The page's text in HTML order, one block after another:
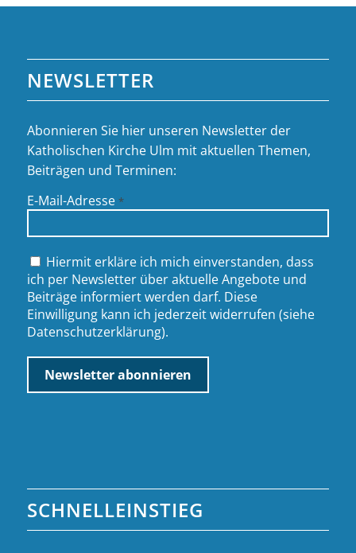
NEWSLETTER
Abonnieren Sie hier unseren Newsletter der
Katholischen Kirche Ulm mit aktuellen Themen,
Beiträgen und Terminen:
E-Mail-Adresse *
Hiermit erkläre ich mich einverstanden, dass
ich per Newsletter über aktuelle Angebote und
Beiträge informiert werden darf. Diese
Einwilligung kann ich jederzeit widerrufen (siehe
Datenschutzerklärung).
SCHNELLEINSTIEG